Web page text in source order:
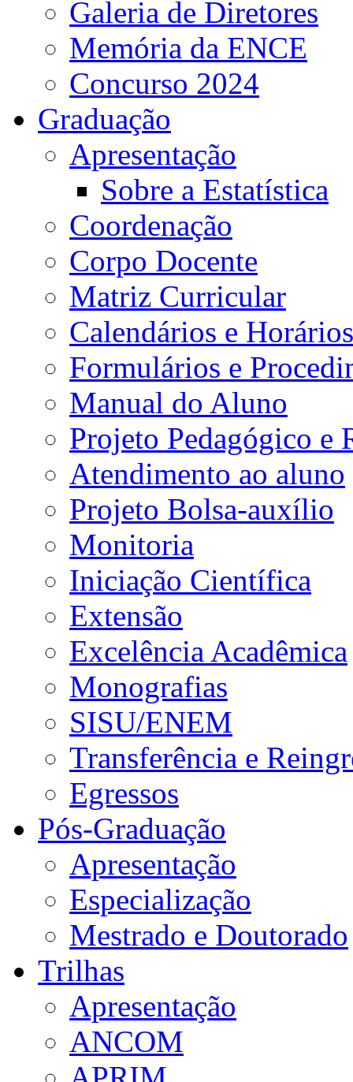
Galeria de Diretores
Memória da ENCE
Concurso 2024
Graduação
Apresentação
Sobre a Estatística
Coordenação
Corpo Docente
Matriz Curricular
Calendários e Horários
Formulários e
Manual do Aluno
Projeto Pedagógico e
Atendimento ao aluno
Projeto Bolsa-auxílio
Monitoria
Iniciação Científica
Extensão
Excelência Acadêmica
Monografias
SISU/ENEM
Transferência e
Egressos
Pós-Graduação
Apresentação
Especialização
Mestrado e Doutorado
Trilhas
Apresentação
ANCOM